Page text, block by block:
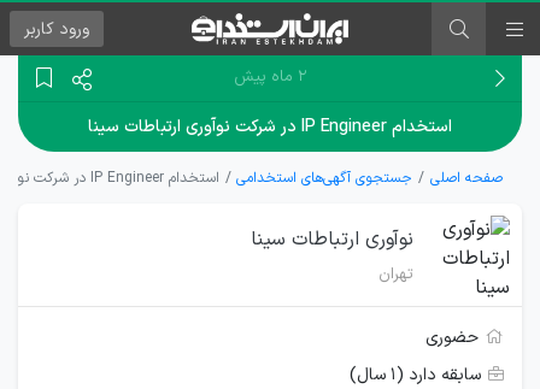
ورود کاربر
۲ ماه پیش
استخدام IP Engineer در شرکت نوآوری ارتباطات سینا
صفحه اصلی جستجوی آگهی‌های استخدامی استخدام IP Engineer در شرکت نوآوری ارتباطات سینا
نوآوری ارتباطات سینا
تهران
حضوری
سابقه دارد (۱ سال)